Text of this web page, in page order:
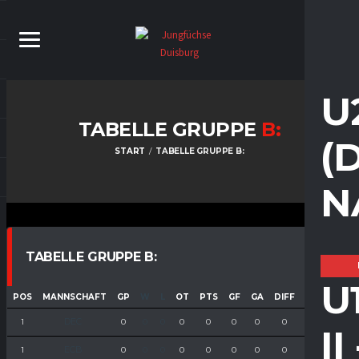
II
TABELLE GRUPPE B:
START TABELLE GRUPPE B:
TABELLE GRUPPE B:
POS MANNSCHAFT GP OT PTS GF GA DIFF
1 0 0 0 0 0 0
1 0 0 0 0 0 0